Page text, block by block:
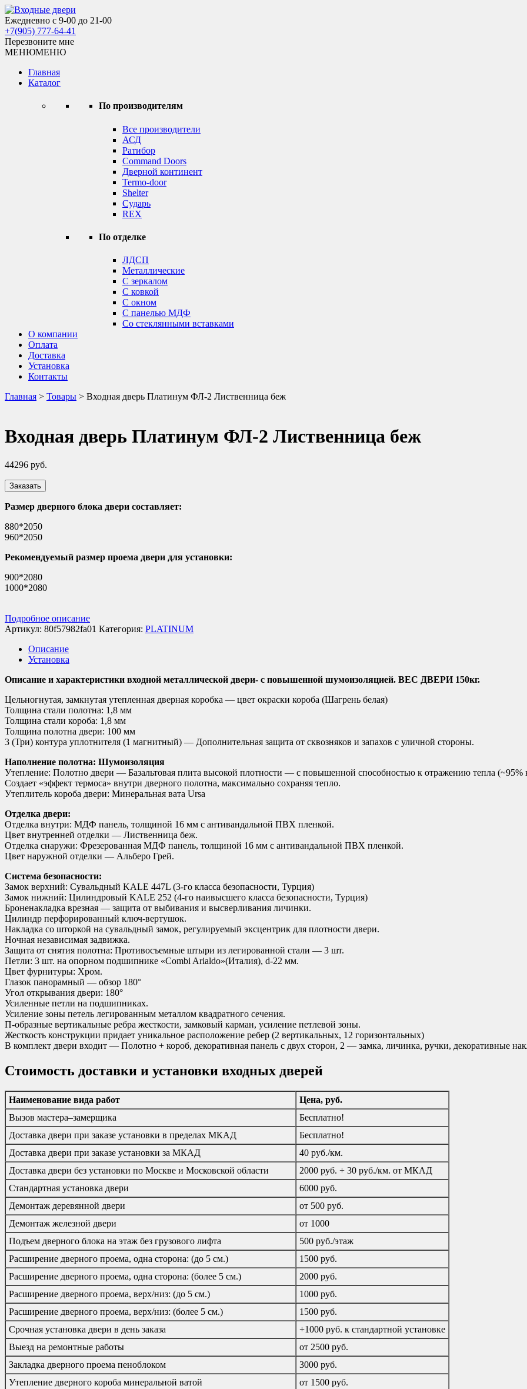
Skip
to
content
Входные двери
Ежедневно с 9-00 до 21-00
+7(905) 777-64-41
Перезвоните мне
МЕНЮМЕНЮ
Главная
Каталог
По производителям
Все производители
АСД
Ратибор
Command Doors
Дверной континент
Termo-door
Shelter
Сударь
REX
По отделке
ЛДСП
Металлические
С зеркалом
С ковкой
С окном
С панелью МДФ
Со стеклянными вставками
О компании
Оплата
Доставка
Установка
Контакты
Главная > Товары > Входная дверь Платинум ФЛ-2 Лиственница беж
Входная дверь Платинум ФЛ-2 Лиственница беж
44296 руб.
Заказать
Размер дверного блока двери составляет:
880*2050
960*2050
Рекомендуемый размер проема двери для установки:
900*2080
1000*2080
Подробное описание
Артикул: 80f57982fa01 Категория: PLATINUM
Описание
Установка
Описание и характеристики входной металлической двери- с повышенной шумоизоляцией. ВЕС ДВЕРИ 150кг.
Цельногнутая, замкнутая утепленная дверная коробка — цвет окраски короба (Шагрень белая)
Толщина стали полотна: 1,8 мм
Толщина стали короба: 1,8 мм
Толщина полотна двери: 100 мм
3 (Три) контура уплотнителя (1 магнитный) — Дополнительная защита от сквозняков и запахов с уличной стороны.
Наполнение полотна: Шумоизоляция
Утепление: Полотно двери — Базальтовая плита высокой плотности — с повышенной способностью к отражению тепла (~95%
Создает «эффект термоса» внутри дверного полотна, максимально сохраняя тепло.
Утеплитель короба двери: Минеральная вата Ursa
Отделка двери:
Отделка внутри: МДФ панель, толщиной 16 мм с антивандальной ПВХ пленкой.
Цвет внутренней отделки — Лиственница беж.
Отделка снаружи: Фрезерованная МДФ панель, толщиной 16 мм с антивандальной ПВХ пленкой.
Цвет наружной отделки — Альберо Грей.
Система безопасности:
Замок верхний: Сувальдный KALE 447L (3-го класса безопасности, Турция)
Замок нижний: Цилиндровый KALE 252 (4-го наивысшего класса безопасности, Турция)
Броненакладка врезная — защита от выбивания и высверливания личинки.
Цилиндр перфорированный ключ-вертушок.
Накладка со шторкой на сувальдный замок, регулируемый эксцентрик для плотности двери.
Ночная независимая задвижка.
Защита от снятия полотна: Противосъемные штыри из легированной стали — 3 шт.
Петли: 3 шт. на опорном подшипнике «Combi Arialdo»(Италия), d-22 мм.
Цвет фурнитуры: Хром.
Глазок панорамный — обзор 180°
Угол открывания двери: 180°
Усиленные петли на подшипниках.
Усиление зоны петель легированным металлом квадратного сечения.
П-образные вертикальные ребра жесткости, замковый карман, усиление петлевой зоны.
Жесткость конструкции придает уникальное расположение ребер (2 вертикальных, 12 горизонтальных)
В комплект двери входит — Полотно + короб, декоративная панель с двух сторон, 2 — замка, личинка, ручки, декоративные
Стоимость доставки и установки входных дверей
Наименование вида работ
Цена, руб.
Вызов мастера–замерщика
Бесплатно!
Доставка двери при заказе установки в пределах МКАД
Бесплатно!
Доставка двери при заказе установки за МКАД
40 руб./км.
Доставка двери без установки по Москве и Московской области
2000 руб. + 30 руб./км. от МКАД
Стандартная установка двери
6000 руб.
Демонтаж деревянной двери
от 500 руб.
Демонтаж железной двери
от 1000
Подъем дверного блока на этаж без грузового лифта
500 руб./этаж
Расширение дверного проема, одна сторона: (до 5 см.)
1500 руб.
Расширение дверного проема, одна сторона: (более 5 см.)
2000 руб.
Расширение дверного проема, верх/низ: (до 5 см.)
1000 руб.
Расширение дверного проема, верх/низ: (более 5 см.)
1500 руб.
Срочная установка двери в день заказа
+1000 руб. к стандартной установке
Выезд на ремонтные работы
от 2500 руб.
Закладка дверного проема пеноблоком
3000 руб.
Утепление дверного короба минеральной ватой
от 1500 руб.